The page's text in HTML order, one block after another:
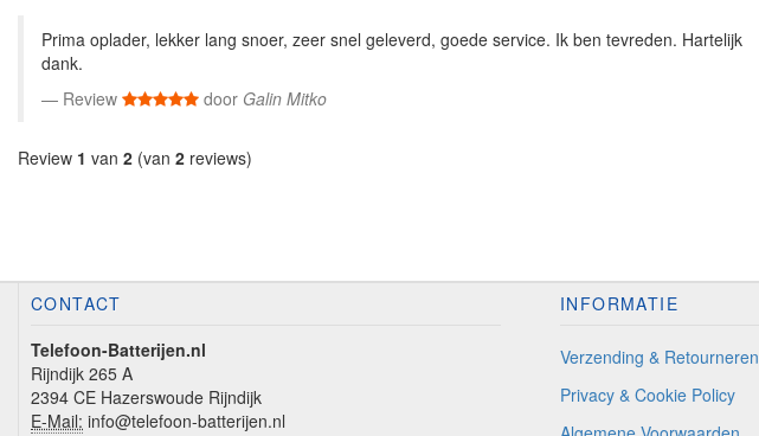
Prima oplader, lekker lang snoer, zeer snel geleverd, goede service. Ik ben tevreden. Hartelijk
dank.
Review
door Galin Mitko
Review 1 van 2 (van 2 reviews)
CONTACT
Telefoon-Batterijen.nl
Rijndijk 265 A
2394 CE Hazerswoude Rijndijk
E-Mail: info@telefoon-batterijen.nl
INFORMATIE
Verzending & Retourneren
Privacy & Cookie Policy